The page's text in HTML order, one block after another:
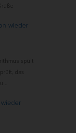
wieder
spült
das